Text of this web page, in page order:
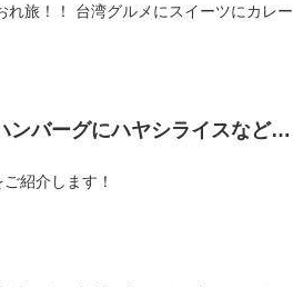
旅！！ 台湾グルメにスイーツにカレー
ンバーグにハヤシライスなど…
紹介します！